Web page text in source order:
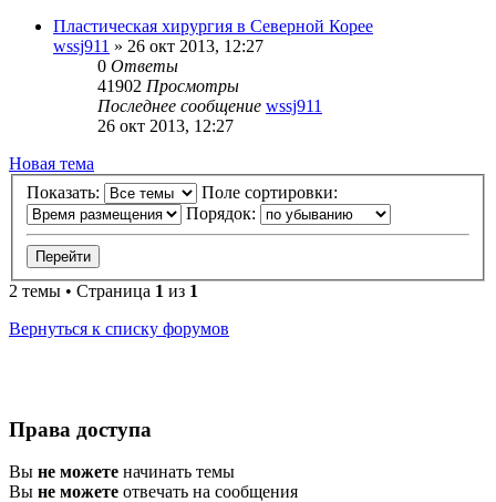
Пластическая хирургия в Северной Корее
wssj911 » 26 окт 2013, 12:27
0 Ответы
41902 Просмотры
Последнее сообщение wssj911
26 окт 2013, 12:27
Новая тема
Показать:
Поле сортировки:
Порядок:
2 темы • Страница 1 из 1
Вернуться к списку форумов
Права доступа
Вы не можете начинать темы
Вы не можете отвечать на сообщения